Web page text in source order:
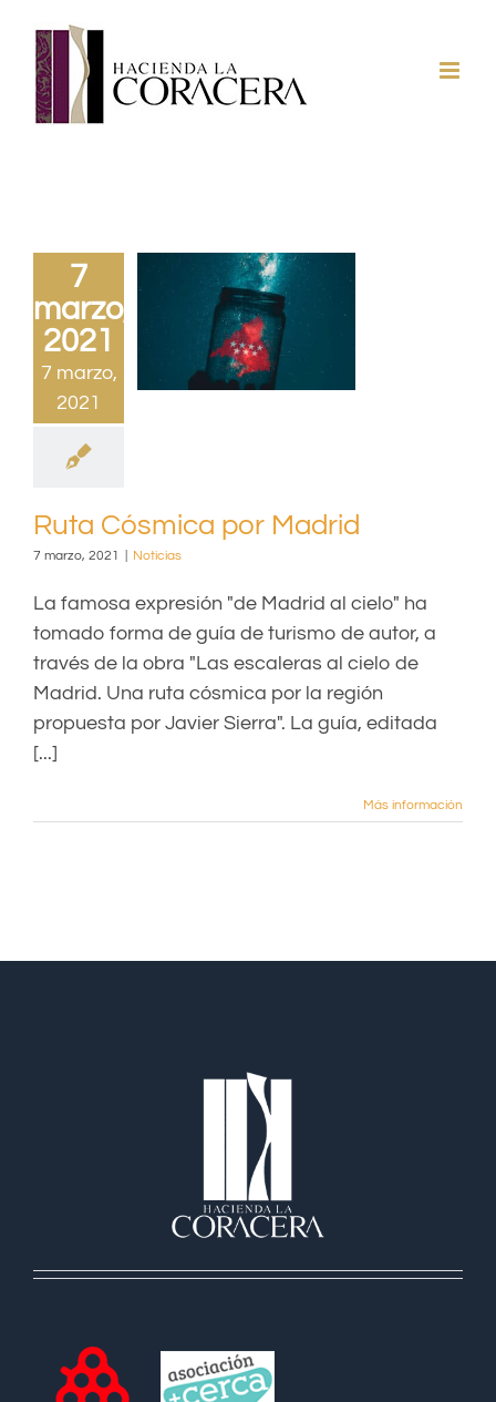
contenido
7
marzo,
2021
7 marzo,
2021
Ruta Cósmica por Madrid
7 marzo, 2021 Noticias
La famosa expresión "de Madrid al cielo" ha
tomado forma de guía de turismo de autor, a
través de la obra "Las escaleras al cielo de
Madrid. Una ruta cósmica por la región
propuesta por Javier Sierra". La guía, editada
[...]
Más información